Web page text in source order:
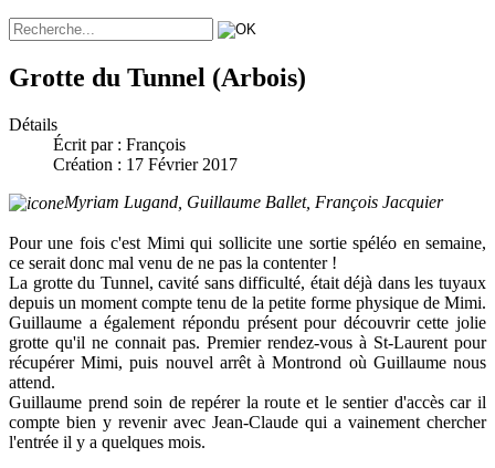
Grotte du Tunnel (Arbois)
Détails
Écrit par : François
Création : 17 Février 2017
Myriam Lugand, Guillaume Ballet, François Jacquier
Pour une fois c'est Mimi qui sollicite une sortie spéléo en semaine,
ce serait donc mal venu de ne pas la contenter !
La grotte du Tunnel, cavité sans difficulté, était déjà dans les tuyaux
depuis un moment compte tenu de la petite forme physique de Mimi.
Guillaume a également répondu présent pour découvrir cette jolie
grotte qu'il ne connait pas. Premier rendez-vous à St-Laurent pour
récupérer Mimi, puis nouvel arrêt à Montrond où Guillaume nous
attend.
Guillaume prend soin de repérer la route et le sentier d'accès car il
compte bien y revenir avec Jean-Claude qui a vainement chercher
l'entrée il y a quelques mois.